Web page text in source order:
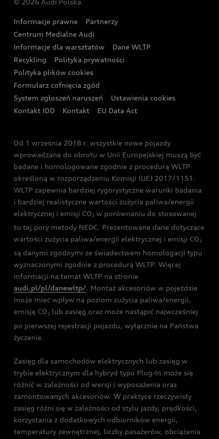
Wyszukaj najbliższego Partnera Audi
Oferta dla przedsiębiorców
Oferta dla klientów prywatnych
Kalkulator rat
Ubezpieczenie
Audi exclusive
Zasięg
Gwarancja
Akcje serwisowe Audi
Katalog online akcesoriów
Audi i Muzeum Sztuki Nowoczesnej w Warszawie
Audi driving experience
Audi quattro Cup
Audi i Puchar Świata w Skokach Narciarskich w
Zakopanem
© 2026 Audi Polska.
Informacje prawne
Partnerzy
Centrum Medialne Audi
Informacje dla warsztatów
Dane WLTP
Recykling
Polityka prywatności
Polityka plików cookies
Formularz cofnięcia zgód
System zgłoszeń naruszeń
Ustawienia cookies
Kontakt IOD
Kontakt EU Data Act
Od 1 września 2018 r. wszystkie nowe pojazdy
wprowadzane do obrotu w Unii Europejskiej muszą być
badane i homologowane zgodnie z procedurą WLTP
określoną w rozporządzeniu Komisji (UE) 2017/1151.
WLTP zapewnia bardziej rygorystyczne warunki badania
i bardziej realistyczne wartości zużycia paliwa/energii
elektrycznej i emisji CO2 w porównaniu do stosowanej
to tej pory metody NEDC. Prezentowane dane dotyczące
wartości zużycia paliwa/energii elektrycznej i emisji CO2
są danymi zgodnymi ze świadectwem homologacji typu
wyznaczonymi zgodnie z procedurą WLTP. Więcej
informacji na temat WLTP na stronie
audi.pl/pl/danewltp/. Montaż akcesoriów w pojeździe
może mieć wpływ na poziom zużycia paliwa/energii,
emisję CO2 lub zasięg oraz może nastąpić najwcześniej
po pierwszej rejestracji pojazdu, wyłącznie na Państwa
życzenie.
Zasięg dla samochodów elektrycznych lub zasięg w
trybie elektrycznym dla hybryd typu Plug-In może się
różnić w zależności od wersji i wyposażenia oraz
zamontowanych akcesoriów. W praktyce rzeczywisty
zasięg różni się w zależności od stylu jazdy, prędkości,
korzystania z dodatkowych odbiorników energii,
temperatury zewnętrznej, liczby pasażerów, obciążenia